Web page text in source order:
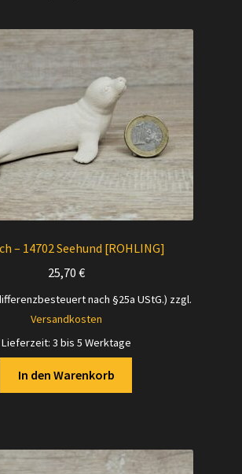
Infos
sortiert
– 14702 Seehund [ROHLING]
25,70 €
nach §25a UStG.) zzgl.
Versandkosten
Lieferzeit: 3 bis 5 Werktage
In den Warenkorb